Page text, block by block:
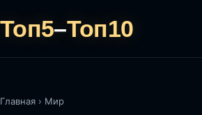
Топ5–Топ10
Главная › Мир